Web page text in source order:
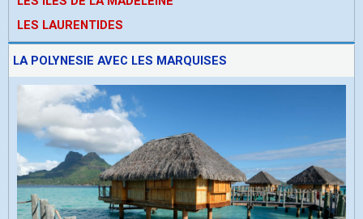
LES LAURENTIDES
LA POLYNESIE AVEC LES MARQUISES